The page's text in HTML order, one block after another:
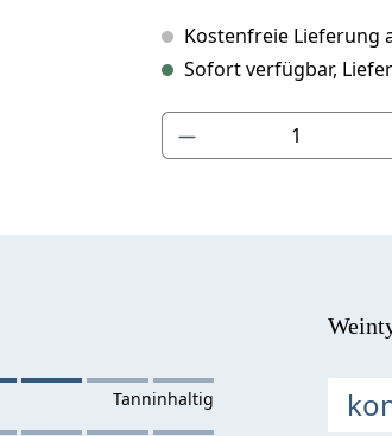
Kostenfreie Lieferung
Sofort verfügbar,
Produkt Anzahl: Gib den